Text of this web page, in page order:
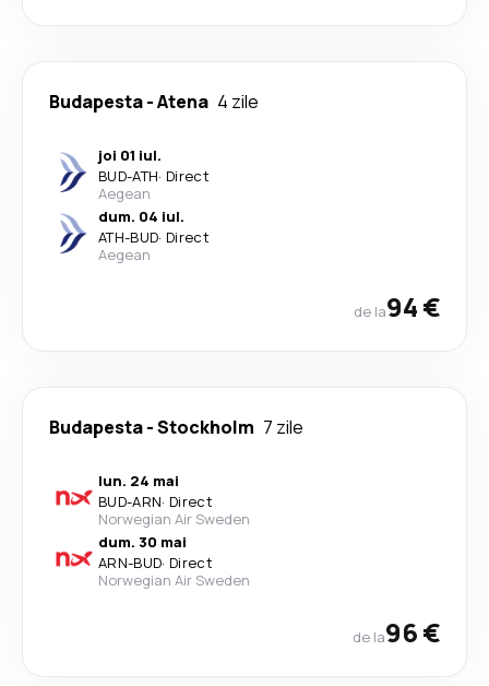
Budapesta-Atena 4 zile
joi 01 iul.
BUD-ATH· Direct
Aegean
dum. 04 iul.
ATH-BUD· Direct
Aegean
de la94 €
Budapesta-Stockholm 7 zile
lun. 24 mai
BUD-ARN· Direct
Norwegian Air Sweden
dum. 30 mai
ARN-BUD· Direct
Norwegian Air Sweden
de la96 €